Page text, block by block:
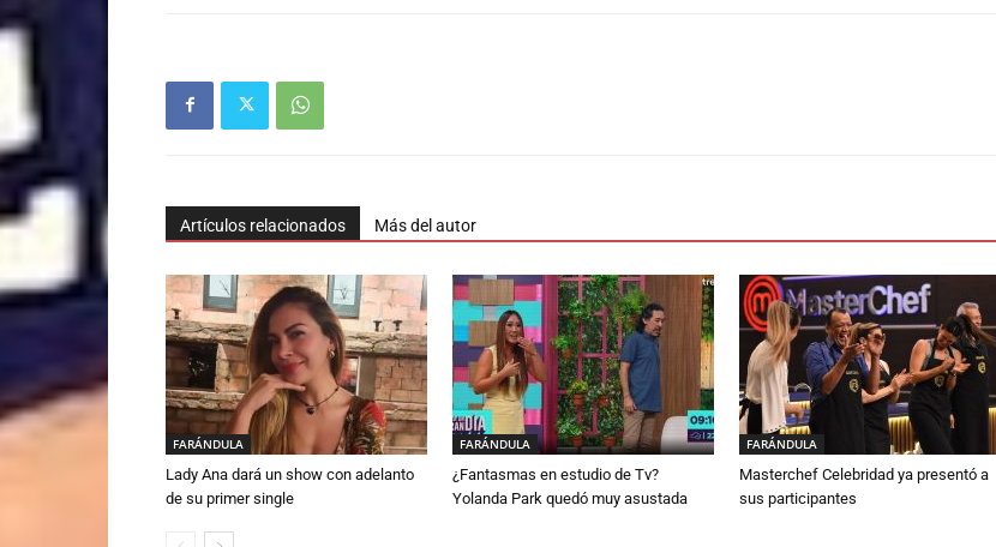
Artículos relacionados Más del autor
FARÁNDULA
Lady Ana dará un show con adelanto
de su primer single
FARÁNDULA
¿Fantasmas en estudio de Tv?
Yolanda Park quedó muy asustada
FARÁNDULA
Masterchef Celebridad ya presentó a
sus participantes